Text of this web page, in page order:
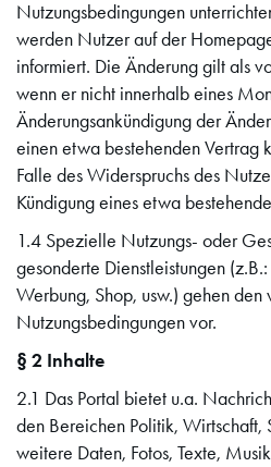
Nutzungsbedingungen
werden Nutzer auf der
informiert. Die Änderung gilt als
wenn er nicht innerhalb eines
Änderungsankündigung der
einen etwa bestehenden Vertrag
Falle des Widerspruchs des
Kündigung eines etwa
1.4 Spezielle Nutzungs- oder
gesonderte Dienstleistungen
Werbung, Shop, usw.) gehen
Nutzungsbedingungen vor.
§ 2 Inhalte
2.1 Das Portal bietet u.a.
den Bereichen Politik, Wirtschaft,
weitere Daten, Fotos, Texte,